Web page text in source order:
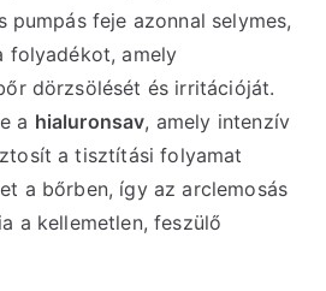
pumpás feje azonnal selymes,
folyadékot, amely
dörzsölését és irritációját.
a hialuronsav, amely intenzív
a tisztítási folyamat
a bőrben, így az arclemosás
a kellemetlen, feszülő